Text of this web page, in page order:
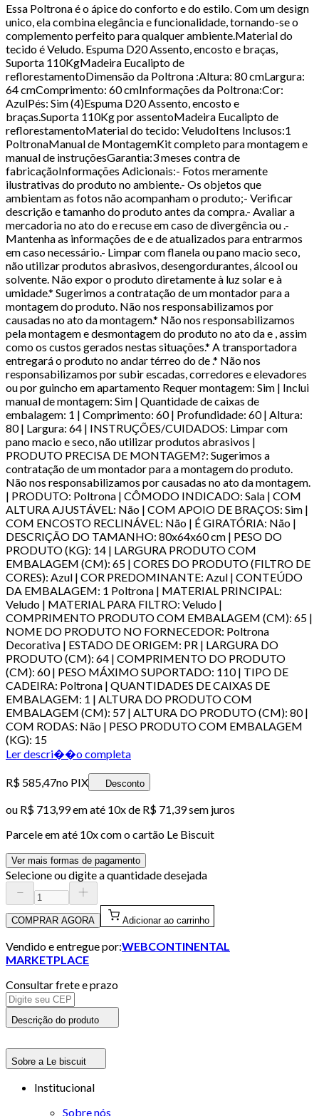
Essa Poltrona é o ápice do conforto e do estilo. Com um design
unico, ela combina elegância e funcionalidade, tornando-se o
complemento perfeito para qualquer ambiente.Material do
tecido é Veludo. Espuma D20 Assento, encosto e braças,
Suporta 110KgMadeira Eucalipto de
reflorestamentoDimensão da Poltrona :Altura: 80 cmLargura:
64 cmComprimento: 60 cmInformações da Poltrona:Cor:
AzulPés: Sim (4)Espuma D20 Assento, encosto e
braças.Suporta 110Kg por assentoMadeira Eucalipto de
reflorestamentoMaterial do tecido: VeludoItens Inclusos:1
PoltronaManual de MontagemKit completo para montagem e
manual de instruçõesGarantia:3 meses contra de
fabricaçãoInformações Adicionais:- Fotos meramente
ilustrativas do produto no ambiente.- Os objetos que
ambientam as fotos não acompanham o produto;- Verificar
descrição e tamanho do produto antes da compra.- Avaliar a
mercadoria no ato do e recuse em caso de divergência ou .-
Mantenha as informações de e de atualizados para entrarmos
em caso necessário.- Limpar com flanela ou pano macio seco,
não utilizar produtos abrasivos, desengordurantes, álcool ou
solvente. Não expor o produto diretamente à luz solar e à
umidade.* Sugerimos a contratação de um montador para a
montagem do produto. Não nos responsabilizamos por
causadas no ato da montagem.* Não nos responsabilizamos
pela montagem e desmontagem do produto no ato da e , assim
como os custos gerados nestas situações.* A transportadora
entregará o produto no andar térreo do de .* Não nos
responsabilizamos por subir escadas, corredores e elevadores
ou por guincho em apartamento Requer montagem: Sim | Inclui
manual de montagem: Sim | Quantidade de caixas de
embalagem: 1 | Comprimento: 60 | Profundidade: 60 | Altura:
80 | Largura: 64 | INSTRUÇÕES/CUIDADOS: Limpar com
pano macio e seco, não utilizar produtos abrasivos |
PRODUTO PRECISA DE MONTAGEM?: Sugerimos a
contratação de um montador para a montagem do produto.
Não nos responsabilizamos por causadas no ato da montagem.
| PRODUTO: Poltrona | CÔMODO INDICADO: Sala | COM
ALTURA AJUSTÁVEL: Não | COM APOIO DE BRAÇOS: Sim |
COM ENCOSTO RECLINÁVEL: Não | É GIRATÓRIA: Não |
DESCRIÇÃO DO TAMANHO: 80x64x60 cm | PESO DO
PRODUTO (KG): 14 | LARGURA PRODUTO COM
EMBALAGEM (CM): 65 | CORES DO PRODUTO (FILTRO DE
CORES): Azul | COR PREDOMINANTE: Azul | CONTEÚDO
DA EMBALAGEM: 1 Poltrona | MATERIAL PRINCIPAL:
Veludo | MATERIAL PARA FILTRO: Veludo |
COMPRIMENTO PRODUTO COM EMBALAGEM (CM): 65 |
NOME DO PRODUTO NO FORNECEDOR: Poltrona
Decorativa | ESTADO DE ORIGEM: PR | LARGURA DO
PRODUTO (CM): 64 | COMPRIMENTO DO PRODUTO
(CM): 60 | PESO MÁXIMO SUPORTADO: 110 | TIPO DE
CADEIRA: Poltrona | QUANTIDADES DE CAIXAS DE
EMBALAGEM: 1 | ALTURA DO PRODUTO COM
EMBALAGEM (CM): 57 | ALTURA DO PRODUTO (CM): 80 |
COM RODAS: Não | PESO PRODUTO COM EMBALAGEM
(KG): 15
Ler descri��o completa
R$ 585,47no PIX Desconto
ou R$ 713,99em até 10x de R$ 71,39 sem juros
Parcele em até 10x com o cartão Le Biscuit
Ver mais formas de pagamento
Selecione ou digite a quantidade desejada
COMPRAR AGORA Adicionar ao carrinho
Vendido e entregue por:WEBCONTINENTAL
MARKETPLACE
Consultar frete e prazo
Descrição do produto
Sobre a Le biscuit
Institucional
Sobre nós